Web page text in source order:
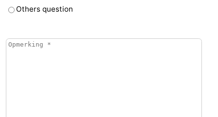
Others question